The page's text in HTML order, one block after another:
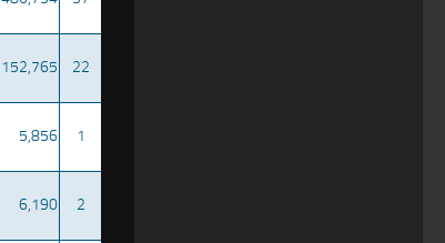
152,765
22
5,856
1
6,190
2